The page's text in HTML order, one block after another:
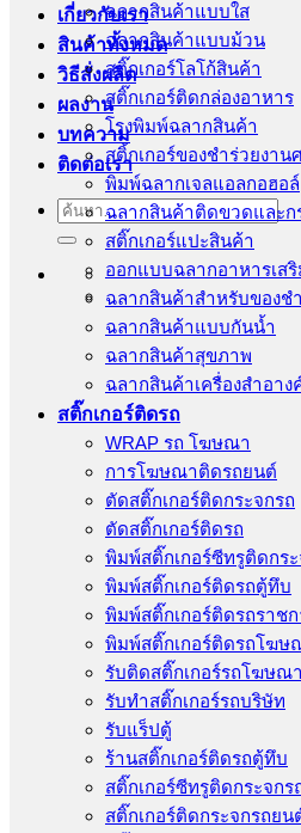
เกี่ยวกับเรา
สินค้าทั้งหมด
วิธีสั่งผลิต
ผลงาน
บทความ
ติดต่อเรา
ค้นหา:
ฉลากสินค้าแบบใส
ฉลากสินค้าแบบม้วน
สติ๊กเกอร์โลโก้สินค้า
สติ๊กเกอร์ติดกล่องอาหาร
โรงพิมพ์ฉลากสินค้า
สติ้กเกอร์ของชำร่วยงาน
พิมพ์ฉลากเจลแอลกอฮอล์
ฉลากสินค้าติดขวดและก
สติ๊กเกอร์แปะสินค้า
ออกแบบฉลากอาหารเสริ
ฉลากสินค้าสำหรับของช
ฉลากสินค้าแบบกันน้ำ
ฉลากสินค้าสุขภาพ
ฉลากสินค้าเครื่องสำอาง
สติ๊กเกอร์ติดรถ
WRAP รถ โฆษณา
การโฆษณาติดรถยนต์
ตัดสติ๊กเกอร์ติดกระจกรถ
ตัดสติ๊กเกอร์ติดรถ
พิมพ์สติ๊กเกอร์ซีทรูติดกระ
พิมพ์สติ๊กเกอร์ติดรถตู้ทึบ
พิมพ์สติ๊กเกอร์ติดรถราชก
พิมพ์สติ๊กเกอร์ติดรถโฆษ
รับติดสติ๊กเกอร์รถโฆษณา
รับทำสติ๊กเกอร์รถบริษัท
รับแร็ปตู้
ร้านสติ๊กเกอร์ติดรถตู้ทึบ
สติ๊กเกอร์ซีทรูติดกระจกร
สติ๊กเกอร์ติดกระจกรถยน